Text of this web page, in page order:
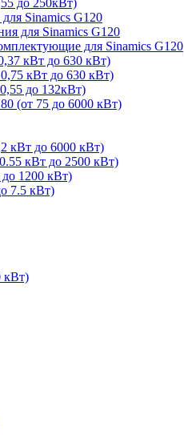
до 250кВт)
Sinamics G120
для Sinamics G120
для Sinamics G120
кВт до 630 кВт)
кВт до 630 кВт)
до 132кВт)
(от 75 до 6000 кВт)
кВт до 6000 кВт)
кВт до 2500 кВт)
1200 кВт)
7.5 кВт)
кВт)